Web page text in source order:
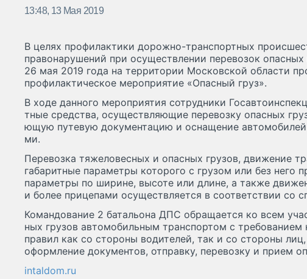
13:48, 13 Мая 2019
В целях профилактики дорожно-транспортных
правонарушений при осуществлении перевозок
26 мая 2019 года на территории Московской области
профилактическое мероприятие «Опасный груз».
В хо­де дан­но­го ме­роп­ри­ятия сот­рудни­ки
тные средс­тва, осу­щест­вля­ющие пе­ревоз­ку опас­ных
ющую пу­тевую до­ку­мен­та­цию и ос­на­ще­ние
ми.
Пе­ревоз­ка тя­жело­вес­ных и опас­ных гру­зов, дви­жение
га­барит­ные па­рамет­ры ко­торо­го с гру­зом или без не­го
па­рамет­ры по ши­рине, вы­соте или дли­не, а так­же
и бо­лее при­цепа­ми осу­щест­вля­ет­ся в со­от­ветс­твии со
Командование 2 батальона ДПС об­ра­ща­ет­ся ко всем
ных гру­зов ав­то­мобиль­ным транс­пор­том с тре­бова­ни­ем
пра­вил как со сто­роны во­дите­лей, так и со сто­роны
оформ­ле­ние до­кумен­тов, отп­рав­ку, пе­ре­воз­ку и при­ем
intaldom.ru